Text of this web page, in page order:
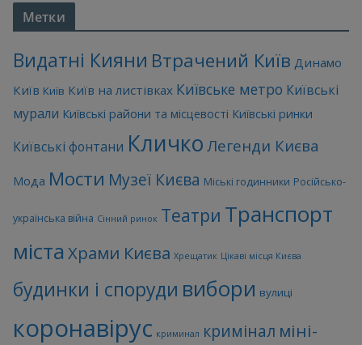
Метки
Видатні Кияни Втрачений Київ Динамо
Київ Київ Київ на листівках Київське метро Київські
мурали Київські райони та місцевості Київські ринки
Київські фонтани Кличко Легенди Києва
Мода Мости Музеї Києва Міські годинники Російсько-
українська війна Сінний ринок Театри Транспорт
міста Храми Києва Хрещатик Цікаві місця Києва
будинки і споруди вибори вулиці
коронавірус криминал кримінал міні-